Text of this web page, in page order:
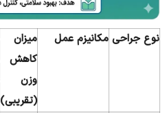
نوع جراحی مکانیزم عمل
میزان
کاهش
وزن
(تقریبی)